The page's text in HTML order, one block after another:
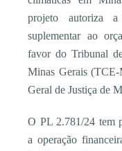
projeto autoriza
suplementar ao
favor do Tribunal
Minas Gerais
Geral de Justiça de
O PL 2.781/24 tem
a operação